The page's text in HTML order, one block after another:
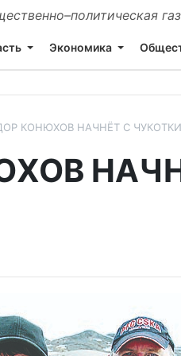
Экономика
КОНЮХОВ НАЧНЁТ С ЧУКОТКИ